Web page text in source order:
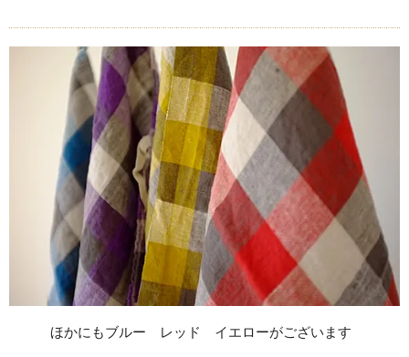
ほかにもブルー レッド イエローがございます